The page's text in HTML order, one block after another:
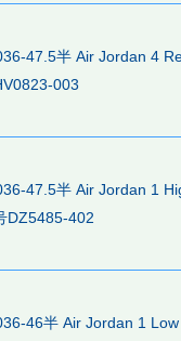
47.5半 Air Jordan 4
003
47.5半 Air Jordan 1
DZ5485-402
46半 Air Jordan 1